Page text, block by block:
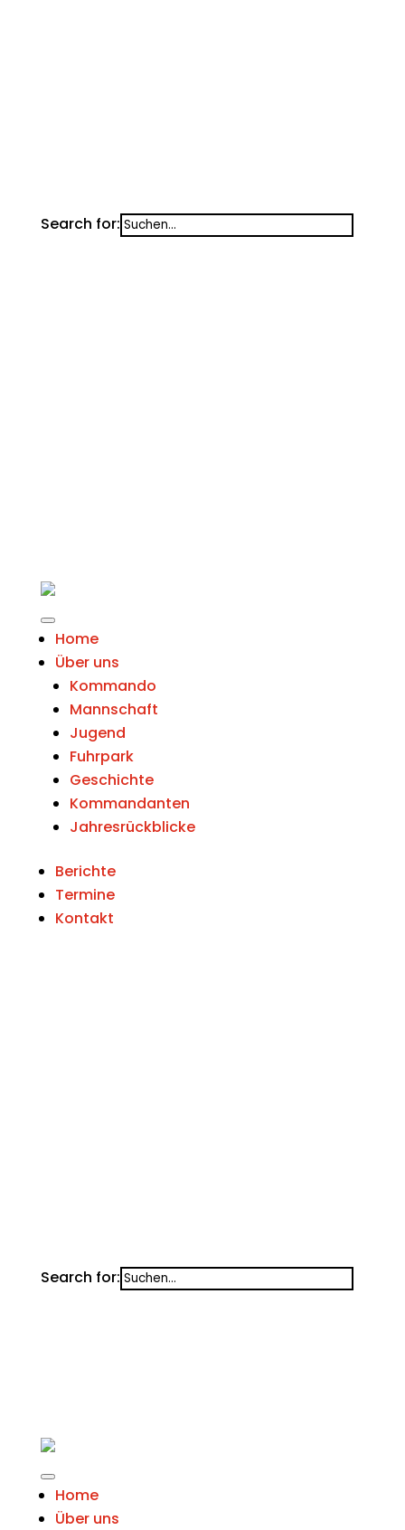
Search for:
Home
Über uns
Kommando
Mannschaft
Jugend
Fuhrpark
Geschichte
Kommandanten
Jahresrückblicke
Berichte
Termine
Kontakt
Search for:
Home
Über uns